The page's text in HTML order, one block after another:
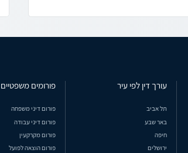
עורך דין לפי עיר
תל אביב
באר שבע
חיפה
ירושלים
פורומים משפטיים
פורום דיני משפחה
פורום דיני עבודה
פורום מקרקעין
פורום הוצאה לפועל